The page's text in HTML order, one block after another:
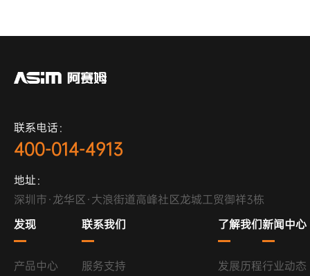
联系电话：
400-014-4913
地址：
深圳市·龙华区·大浪街道高峰社区龙城工贸御祥3栋
发现
产品中心
联系我们
服务支持
了解我们
发展历程
新闻中心
行业动态